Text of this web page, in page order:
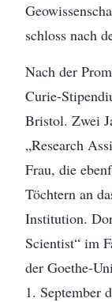
schloss nach
Nach der
Curie-
Bristol. Zwei
„Research
Frau, die
Töchtern an
Institution.
Scientist“ im
der Goethe-
1. September